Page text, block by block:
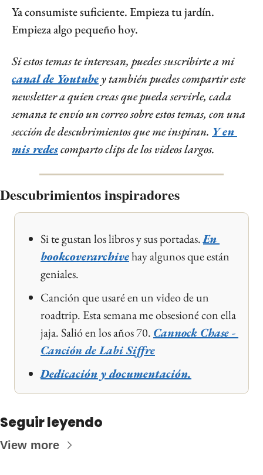
Ya consumiste suficiente. Empieza tu jardín.
Empieza algo pequeño hoy.
Si estos temas te interesan, puedes suscribirte a mi
canal de Youtube y también puedes compartir este
newsletter a quien creas que pueda servirle, cada
semana te envío un correo sobre estos temas, con una
sección de descubrimientos que me inspiran. Y en
mis redes comparto clips de los videos largos.
Descubrimientos inspiradores
Si te gustan los libros y sus portadas. En
bookcoverarchive hay algunos que están
geniales.
Canción que usaré en un video de un
roadtrip. Esta semana me obsesioné con ella
jaja. Salió en los años 70. Cannock Chase -
Canción de Labi Siffre
Dedicación y documentación.
Seguir leyendo
View more